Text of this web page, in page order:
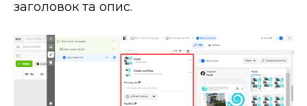
заголовок та опис.